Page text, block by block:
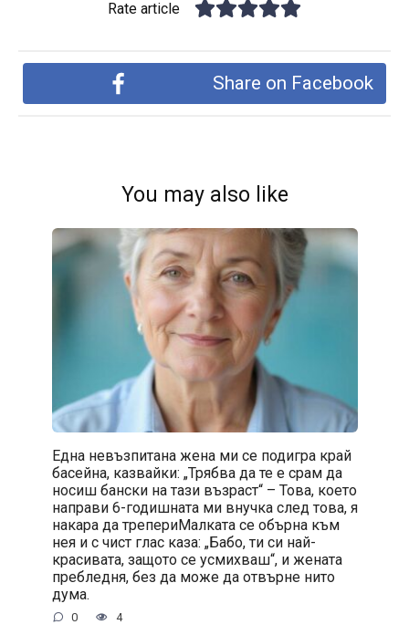
Rate article
Share on Facebook
You may also like
Една невъзпитана жена ми се подигра край
басейна, казвайки: „Трябва да те е срам да
носиш бански на тази възраст“ – Това, което
направи 6-годишната ми внучка след това, я
накара да трепериМалката се обърна към
нея и с чист глас каза: „Бабо, ти си най-
красивата, защото се усмихваш“, и жената
пребледня, без да може да отвърне нито
дума.
0 4